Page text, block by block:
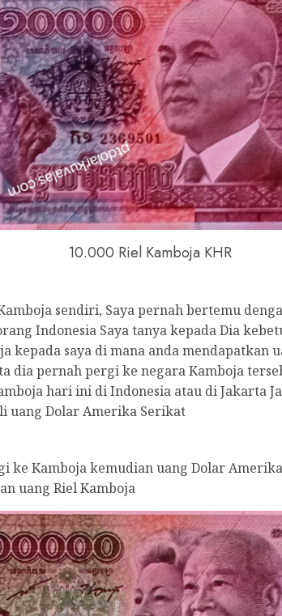
10.000 Riel Kamboja KHR
sendiri, Saya pernah bertemu
Indonesia Saya tanya kepada Dia
kepada saya di mana anda mendapatkan
dia pernah pergi ke negara Kamboja
hari ini di Indonesia atau di Jakarta
uang Dolar Amerika Serikat
ke Kamboja kemudian uang Dolar
uang Riel Kamboja